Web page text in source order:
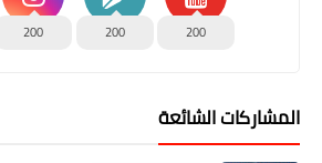
200
200
200
المشاركات الشائعة